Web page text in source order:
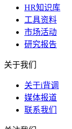
HR知识库
工具资料
市场活动
研究报告
关于我们
关于i背调
媒体报道
联系我们